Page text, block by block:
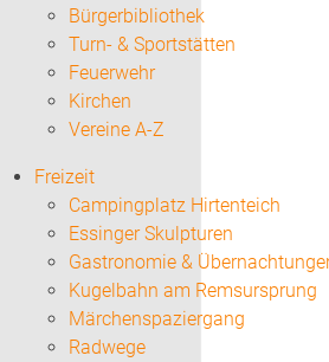
Bürgerbibliothek
Turn- & Sportstätten
Feuerwehr
Kirchen
Vereine A-Z
Freizeit
Campingplatz Hirtenteich
Essinger Skulpturen
Gastronomie &
Kugelbahn am Remsursprung
Märchenspaziergang
Radwege